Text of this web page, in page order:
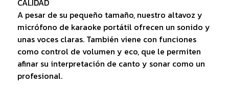
CALIDAD
A pesar de su pequeño tamaño, nuestro altavoz y
micrófono de karaoke portátil ofrecen un sonido y
unas voces claras. También viene con funciones
como control de volumen y eco, que le permiten
afinar su interpretación de canto y sonar como un
profesional.